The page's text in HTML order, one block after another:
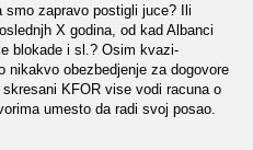
smo zapravo postigli juce? Ili
X godina, od kad Albanci
blokade i sl.? Osim kvazi-
nikakvo obezbedjenje za dogovore
KFOR vise vodi racuna o
umesto da radi svoj posao.